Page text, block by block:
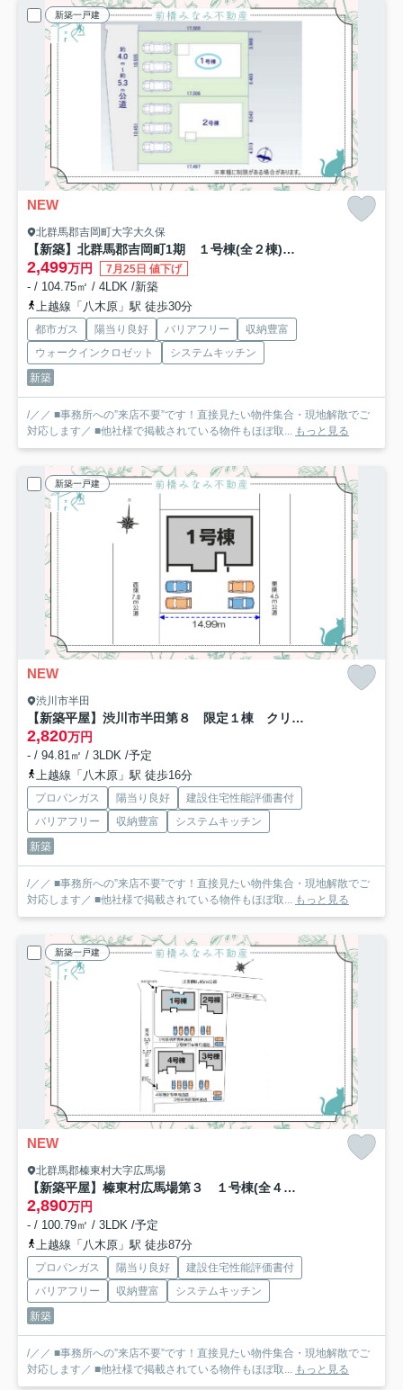
新築一戸建
NEW
北群馬郡吉岡町大字大久保
【新築】北群馬郡吉岡町1期 １号棟(全２棟) アーバンスタイル 新築建売分譲
2,499万円 7月25日 値下げ
- / 104.75㎡ / 4LDK /新築
上越線「八木原」駅 徒歩30分
都市ガス 陽当り良好 バリアフリー
収納豊富
ウォークインクロゼット
システムキッチン
新築
/／／ ■事務所への”来店不要”です！直接見たい物件集合・現地解散でご
対応します／ ■他社様で掲載されている物件もほぼ取... もっと見る
新築一戸建
NEW
渋川市半田
【新築平屋】渋川市半田第８ 限定１棟 クリエートの家 新築建売
2,820万円
- / 94.81㎡ / 3LDK /予定
上越線「八木原」駅 徒歩16分
プロパンガス 陽当り良好
建設住宅性能評価書付
バリアフリー
収納豊富
システムキッチン
新築
/／／ ■事務所への”来店不要”です！直接見たい物件集合・現地解散でご
対応します／ ■他社様で掲載されている物件もほぼ取... もっと見る
新築一戸建
NEW
北群馬郡榛東村大字広馬場
【新築平屋】榛東村広馬場第３ １号棟(全４棟) クリエートの家 新築建売分譲
2,890万円
- / 100.79㎡ / 3LDK /予定
上越線「八木原」駅 徒歩87分
プロパンガス 陽当り良好
建設住宅性能評価書付
バリアフリー
収納豊富
システムキッチン
新築
/／／ ■事務所への”来店不要”です！直接見たい物件集合・現地解散でご
対応します／ ■他社様で掲載されている物件もほぼ取...
もっと見る